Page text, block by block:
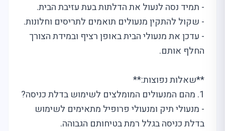
- תמיד נסה לנעול את הדלתות בעת עזיבת הבית.
- שקול להתקין מנעולים תואמים לתריסים וחלונות.
- עדכן את מנעולי הבית באופן רציף ובמידת הצורך
החלף אותם.
**שאלות נפוצות:**
1. מהם המנעולים המומלצים לשימוש בדלת כניסה?
- מנעולי תיק ומנעולי פרופיל מתאימים לשימוש
בדלת כניסה בגלל רמת בטיחותם הגבוהה.